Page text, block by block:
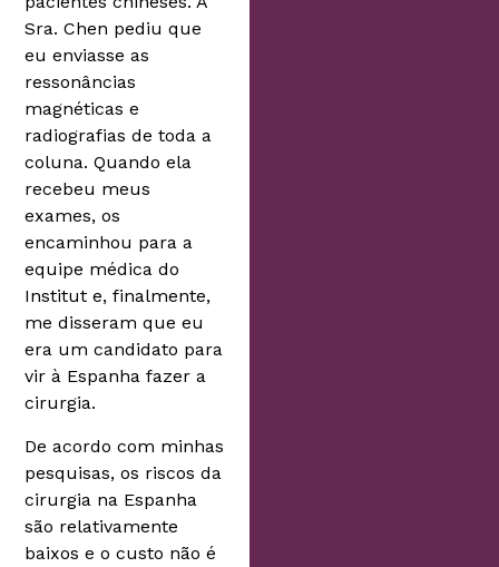
Sra. Chen pediu que
eu enviasse as
ressonâncias
magnéticas e
radiografias de toda a
coluna. Quando ela
recebeu meus
exames, os
encaminhou para a
equipe médica do
Institut e, finalmente,
me disseram que eu
era um candidato para
vir à Espanha fazer a
cirurgia.
De acordo com minhas
pesquisas, os riscos da
cirurgia na Espanha
são relativamente
baixos e o custo não é